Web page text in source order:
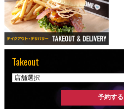
Takeout